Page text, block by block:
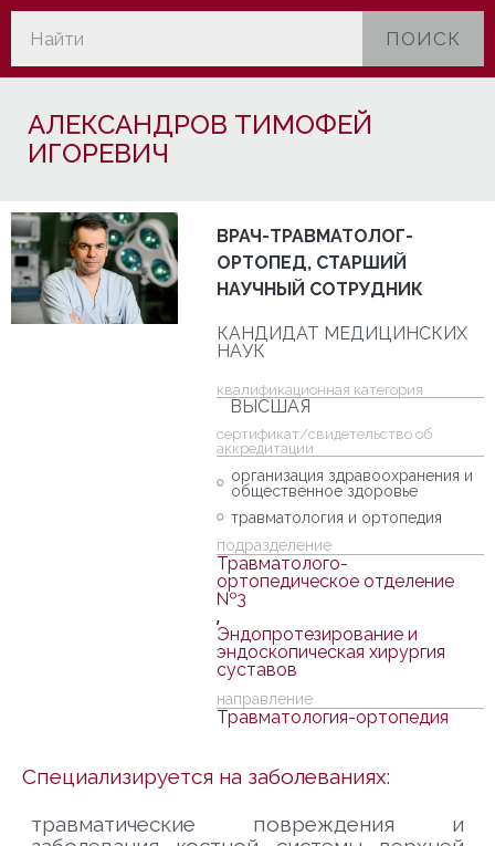
ПОИСК
АЛЕКСАНДРОВ ТИМОФЕЙ
ИГОРЕВИЧ
ВРАЧ-ТРАВМАТОЛОГ-
ОРТОПЕД, СТАРШИЙ
НАУЧНЫЙ СОТРУДНИК
КАНДИДАТ МЕДИЦИНСКИХ
НАУК
квалификационная категория
ВЫСШАЯ
cертификат/свидетельство об
аккредитации
организация здравоохранения и
общественное здоровье
травматология и ортопедия
подразделение
Травматолого-
ортопедическое отделение
№3
,
Эндопротезирование и
эндоскопическая хирургия
суставов
направление
Травматология-ортопедия
Специализируется на заболеваниях:
травматические повреждения и